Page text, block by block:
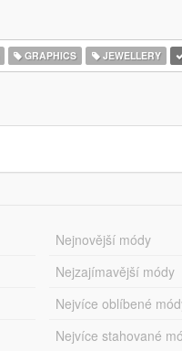
GRAPHICS JEWELLERY
Nejnovější módy
Nejzajímavější módy
Nejvíce oblíbené
Nejvíce stahované